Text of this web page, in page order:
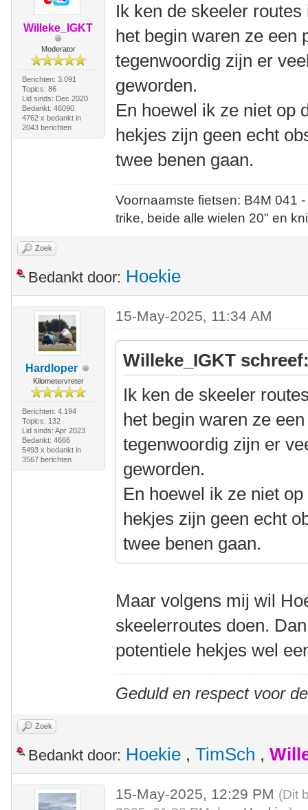
Willeke_IGKT
Moderator
Berichten: 3.091
Topics: 86
Lid sinds: Dec 2020
Bedankt: 46090
4762 x bedankt in
2043 berichten
Ik ken de skeeler
het begin waren ze een
tegenwoordig zijn er
geworden.
En hoewel ik ze niet op
hekjes zijn geen echt
twee benen gaan.
Voornaamste fietsen: B4M
trike, beide alle wielen 20" en
Zoek
Bedankt door: Hoekie
Hardloper
Kilometervreter
Berichten: 4.194
Topics: 132
Lid sinds: Apr 2023
Bedankt: 4666
5493 x bedankt in
3567 berichten
15-May-2025, 11:34 AM
Willeke_IGKT
Ik ken de skeeler
het begin waren ze
tegenwoordig zijn er
geworden.
En hoewel ik ze niet
hekjes zijn geen echt
twee benen gaan.
Maar volgens mij wil
skeelerroutes doen.
potentiele hekjes wel
Geduld en respect voor
Zoek
Bedankt door: Hoekie , TimSch ,
15-May-2025, 12:29 PM (Dit